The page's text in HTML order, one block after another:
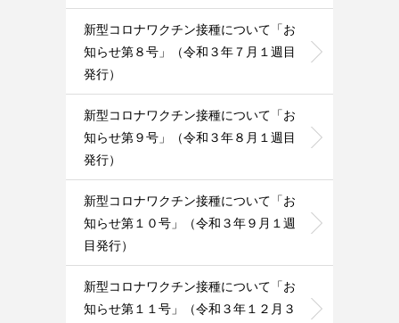
新型コロナワクチン接種について「お
知らせ第８号」（令和３年７月１週目
発行）
新型コロナワクチン接種について「お
知らせ第９号」（令和３年８月１週目
発行）
新型コロナワクチン接種について「お
知らせ第１０号」（令和３年９月１週
目発行）
新型コロナワクチン接種について「お
知らせ第１１号」（令和３年１２月３